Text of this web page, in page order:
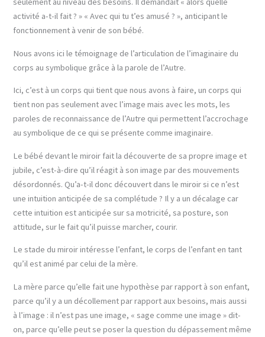
activité a-t-il fait ? » « Avec qui tu t’es amusé ? », anticipant le
fonctionnement à venir de son bébé.
Nous avons ici le témoignage de l’articulation de l’imaginaire du
corps au symbolique grâce à la parole de l’Autre.
Ici, c’est à un corps qui tient que nous avons à faire, un corps qui
tient non pas seulement avec l’image mais avec les mots, les
paroles de reconnaissance de l’Autre qui permettent l’accrochage
au symbolique de ce qui se présente comme imaginaire.
Le bébé devant le miroir fait la découverte de sa propre image et
jubile, c’est-à-dire qu’il réagit à son image par des mouvements
désordonnés. Qu’a-t-il donc découvert dans le miroir si ce n’est
une intuition anticipée de sa complétude ? Il y a un décalage car
cette intuition est anticipée sur sa motricité, sa posture, son
attitude, sur le fait qu’il puisse marcher, courir.
Le stade du miroir intéresse l’enfant, le corps de l’enfant en tant
qu’il est animé par celui de la mère.
La mère parce qu’elle fait une hypothèse par rapport à son enfant,
parce qu’il y a un décollement par rapport aux besoins, mais aussi
à l’image : il n’est pas une image, « sage comme une image » dit-
on, parce qu’elle peut se poser la question du dépassement même